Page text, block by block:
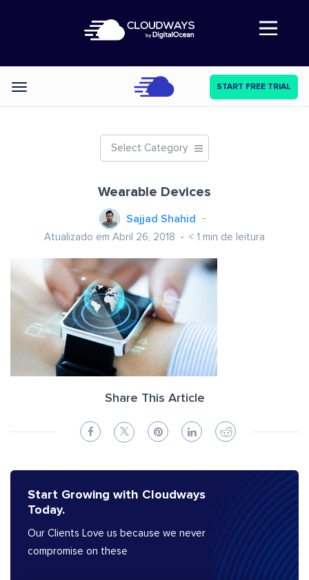
Abre a navegação
Categories START FREE TRIAL
Select Category
Wearable Devices
Sajjad Shahid
Atualizado em Abril 26, 2018 < 1 min de leitura
Share This Article
Start Growing with Cloudways
Today.
Our Clients Love us because we never
compromise on these